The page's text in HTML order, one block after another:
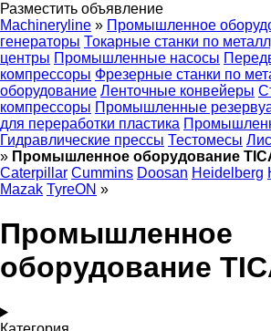
Разместить объявление
Machineryline » Промышленное
генераторы Токарные станки по
центры Промышленные насосы
компрессоры Фрезерные станки по
оборудование Ленточные конвейеры
компрессоры Промышленные
для переработки пластика
Гидравлические прессы Тестомесы
» Промышленное оборудование
Caterpillar Cummins Doosan Heidelberg
Mazak TyreON »
Промышленное
оборудование